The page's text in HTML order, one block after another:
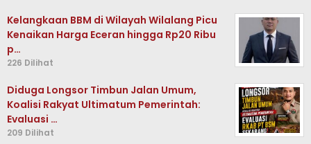
Kelangkaan BBM di Wilayah Wilalang Picu
Kenaikan Harga Eceran hingga Rp20 Ribu
p…
226 Dilihat
Diduga Longsor Timbun Jalan Umum,
Koalisi Rakyat Ultimatum Pemerintah:
Evaluasi …
209 Dilihat